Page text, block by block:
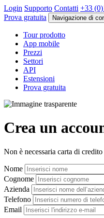
Login Supporto Contatti +33
Prova gratuita
Navigazione di
Tour prodotto
App mobile
Prezzi
Settori
API
Estensioni
Prova gratuita
Crea un
Non è necessaria carta di credito
Nome
Cognome
Azienda
Telefono
Email